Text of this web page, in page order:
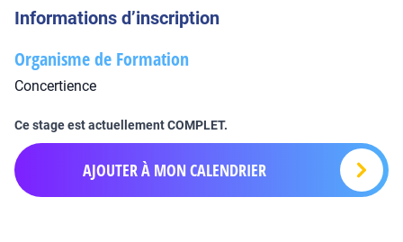
Informations d’inscription
Organisme de Formation
Concertience
Ce stage est actuellement COMPLET.
AJOUTER À MON CALENDRIER